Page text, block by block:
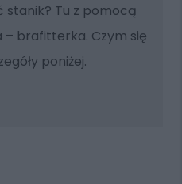
stanik? Tu z pomocą
brafitterka. Czym się
poniżej.